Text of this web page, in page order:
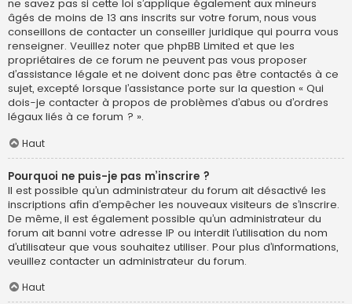
ne savez pas si cette loi s’applique également aux mineurs
âgés de moins de 13 ans inscrits sur votre forum, nous vous
conseillons de contacter un conseiller juridique qui pourra vous
renseigner. Veuillez noter que phpBB Limited et que les
propriétaires de ce forum ne peuvent pas vous proposer
d’assistance légale et ne doivent donc pas être contactés à ce
sujet, excepté lorsque l’assistance porte sur la question « Qui
dois-je contacter à propos de problèmes d’abus ou d’ordres
légaux liés à ce forum ? ».
Haut
Pourquoi ne puis-je pas m’inscrire ?
Il est possible qu’un administrateur du forum ait désactivé les
inscriptions afin d’empêcher les nouveaux visiteurs de s’inscrire.
De même, il est également possible qu’un administrateur du
forum ait banni votre adresse IP ou interdit l’utilisation du nom
d’utilisateur que vous souhaitez utiliser. Pour plus d’informations,
veuillez contacter un administrateur du forum.
Haut